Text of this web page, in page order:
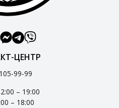
ЦЕНТР
99-99
– 19:00
– 18:00